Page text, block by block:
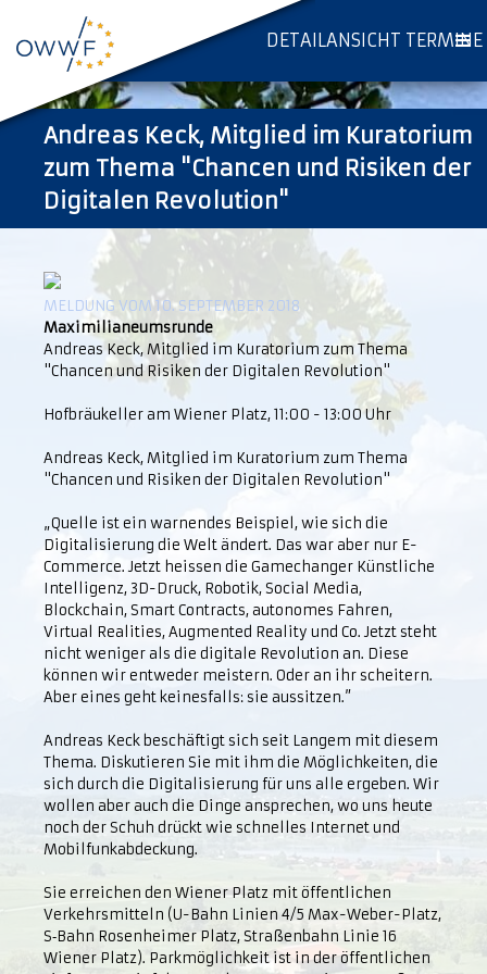
DETAILANSICHT TERMINE
Andreas Keck, Mitglied im Kuratorium
zum Thema "Chancen und Risiken der
Digitalen Revolution"
MELDUNG VOM 10. SEPTEMBER 2018
Maximilianeumsrunde
Andreas Keck, Mitglied im Kuratorium zum Thema
"Chancen und Risiken der Digitalen Revolution"
Hofbräukeller am Wiener Platz, 11:00 - 13:00 Uhr
Andreas Keck, Mitglied im Kuratorium zum Thema
"Chancen und Risiken der Digitalen Revolution"
„Quelle ist ein warnendes Beispiel, wie sich die
Digitalisierung die Welt ändert. Das war aber nur E-
Commerce. Jetzt heissen die Gamechanger Künstliche
Intelligenz, 3D-Druck, Robotik, Social Media,
Blockchain, Smart Contracts, autonomes Fahren,
Virtual Realities, Augmented Reality und Co. Jetzt steht
nicht weniger als die digitale Revolution an. Diese
können wir entweder meistern. Oder an ihr scheitern.
Aber eines geht keinesfalls: sie aussitzen.”
Andreas Keck beschäftigt sich seit Langem mit diesem
Thema. Diskutieren Sie mit ihm die Möglichkeiten, die
sich durch die Digitalisierung für uns alle ergeben. Wir
wollen aber auch die Dinge ansprechen, wo uns heute
noch der Schuh drückt wie schnelles Internet und
Mobilfunkabdeckung.
Sie erreichen den Wiener Platz mit öffentlichen
Verkehrsmitteln (U-Bahn Linien 4/5 Max-Weber-Platz,
S‑Bahn Rosenheimer Platz, Straßenbahn Linie 16
Wiener Platz). Parkmöglichkeit ist in der öffentlichen